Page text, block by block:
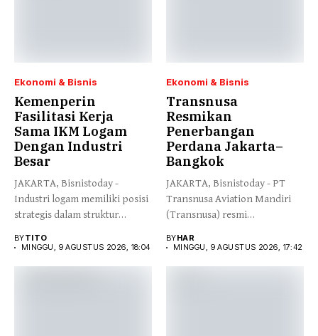
Ekonomi & Bisnis
Kemenperin
Fasilitasi Kerja
Sama IKM Logam
Dengan Industri
Besar
JAKARTA, Bisnistoday -
Industri logam memiliki posisi
strategis dalam struktur
BYTITO
MINGGU, 9 AGUSTUS 2026, 18:04
Ekonomi & Bisnis
Transnusa
Resmikan
Penerbangan
Perdana Jakarta–
Bangkok
JAKARTA, Bisnistoday - PT
Transnusa Aviation Mandiri
(Transnusa) resmi
perdana...
BYHAR
MINGGU, 9 AGUSTUS 2026, 17:42